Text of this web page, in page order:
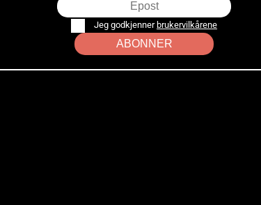
Jeg godkjenner brukervilkårene
ABONNER